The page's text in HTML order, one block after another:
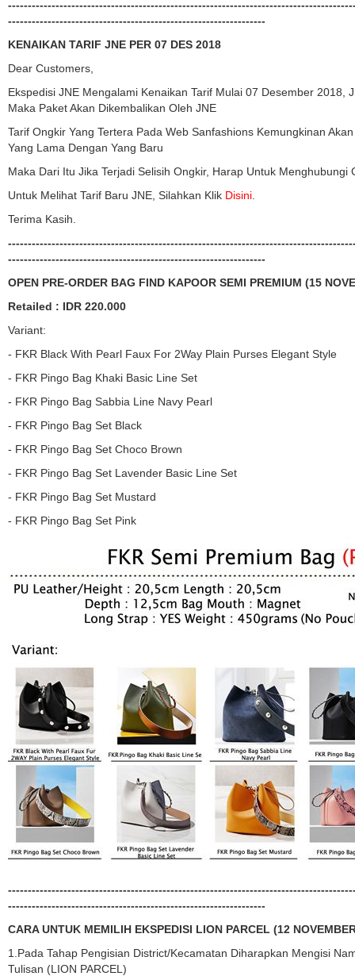
-----------------------------------------------------------------
KENAIKAN TARIF JNE PER 07 DES 2018
Dear Customers,
Ekspedisi JNE Mengalami Kenaikan Tarif Mulai 07 Desember 2018,
Maka Paket Akan Dikembalikan Oleh JNE
Tarif Ongkir Yang Tertera Pada Web Sanfashions Kemungkinan
Yang Lama Dengan Yang Baru
Maka Dari Itu Jika Terjadi Selisih Ongkir, Harap Untuk Menghubungi
Untuk Melihat Tarif Baru JNE, Silahkan Klik Disini
Terima Kasih.
-----------------------------------------------------------------
OPEN PRE-ORDER BAG FIND KAPOOR SEMI PREMIUM (15
Retailed : IDR 220.000
Variant:
- FKR Black With Pearl Faux For 2Way Plain Purses Elegant Style
- FKR Pingo Bag Khaki Basic Line Set
- FKR Pingo Bag Sabbia Line Navy Pearl
- FKR Pingo Bag Set Black
- FKR Pingo Bag Set Choco Brown
- FKR Pingo Bag Set Lavender Basic Line Set
- FKR Pingo Bag Set Mustard
- FKR Pingo Bag Set Pink
-----------------------------------------------------------------
CARA UNTUK MEMILIH EKSPEDISI LION PARCEL (12
1.Pada Tahap Pengisian District/kecamatan Diharapkan Mengisi
Tulisan (LION PARCEL)